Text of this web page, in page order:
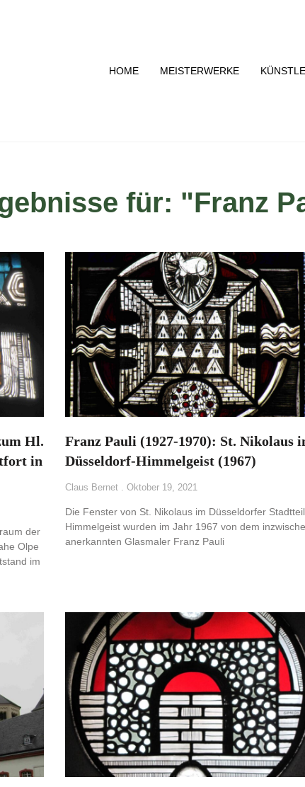
HOME MEISTERWERKE
für: "Franz
Hl.
in
der
Olpe
im
Franz Pauli (1927-1970): St. Nikolaus
Düsseldorf-Himmelgeist (1967)
Claus Bernet Oktober 19, 2021
Die Fenster von St. Nikolaus im Düsseldorfer Stadtteil
Himmelgeist wurden im Jahr 1967 von dem
anerkannten Glasmaler Franz Pauli